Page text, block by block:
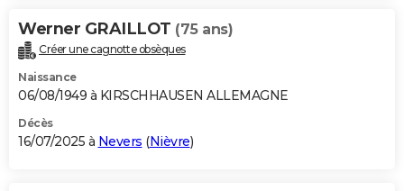
Werner GRAILLOT (75 ans)
Créer une cagnotte obsèques
Naissance
06/08/1949 à KIRSCHHAUSEN ALLEMAGNE
Décès
16/07/2025 à Nevers (Nièvre)